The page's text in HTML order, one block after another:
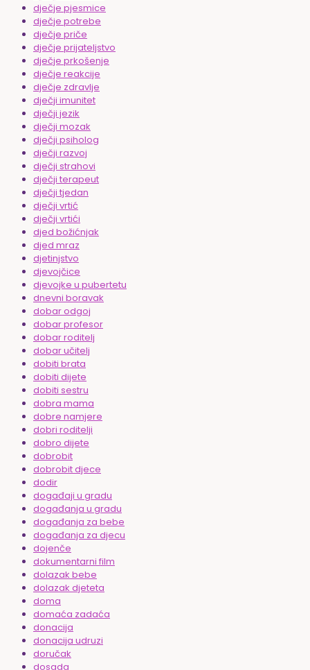
dječje pjesmice
dječje potrebe
dječje priče
dječje prijateljstvo
dječje prkošenje
dječje reakcije
dječje zdravlje
dječji imunitet
dječji jezik
dječji mozak
dječji psiholog
dječji razvoj
dječji strahovi
dječji terapeut
dječji tjedan
dječji vrtić
dječji vrtići
djed božićnjak
djed mraz
djetinjstvo
djevojčice
djevojke u pubertetu
dnevni boravak
dobar odgoj
dobar profesor
dobar roditelj
dobar učitelj
dobiti brata
dobiti dijete
dobiti sestru
dobra mama
dobre namjere
dobri roditelji
dobro dijete
dobrobit
dobrobit djece
dodir
događaji u gradu
događanja u gradu
događanja za bebe
događanja za djecu
dojenče
dokumentarni film
dolazak bebe
dolazak djeteta
doma
domaća zadaća
donacija
donacija udruzi
doručak
dosada